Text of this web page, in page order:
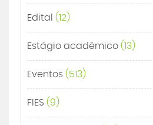
Edital (12)
Estágio acadêmico (13)
Eventos (513)
FIES (9)